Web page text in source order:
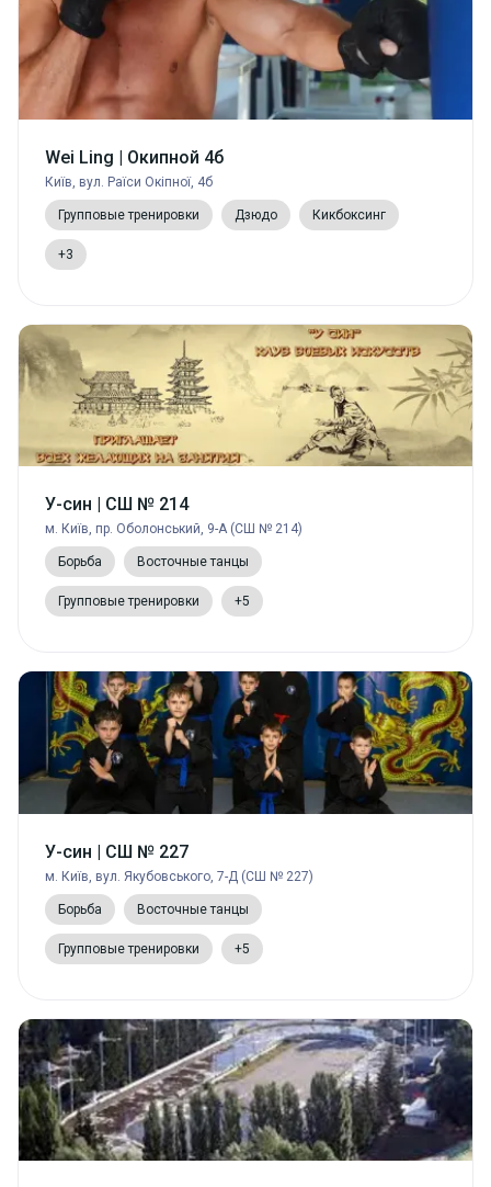
Wei Ling | Окипной 4б
Київ, вул. Раїси Окіпної, 4б
Групповые тренировки Дзюдо Кикбоксинг
+3
У-син | СШ № 214
м. Київ, пр. Оболонський, 9-А (СШ № 214)
Борьба Восточные танцы
Групповые тренировки +5
У-син | СШ № 227
м. Київ, вул. Якубовського, 7-Д (СШ № 227)
Борьба Восточные танцы
Групповые тренировки +5